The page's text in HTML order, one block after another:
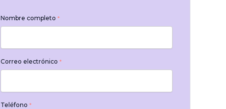
Nombre completo *
Correo electrónico *
Teléfono *